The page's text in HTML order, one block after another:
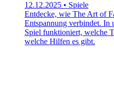
12.12.2025 • Spiele
Entdecke, wie The Art of
Entspannung verbindet. In
Spiel funktioniert, welche
welche Hilfen es gibt.